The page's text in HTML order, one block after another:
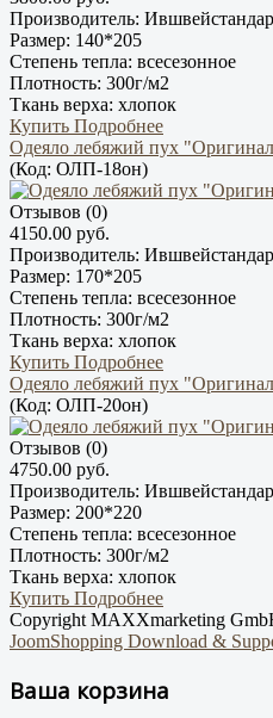
Производитель:
Размер: 140*205
Степень тепла: всесезонное
Плотность: 300г/м2
Ткань верха: хлопок
Купить Подробнее
Одеяло лебяжий пух
(Код: ОЛП-18он)
Отзывов (0)
4150.00 руб.
Производитель:
Размер: 170*205
Степень тепла: всесезонное
Плотность: 300г/м2
Ткань верха: хлопок
Купить Подробнее
Одеяло лебяжий пух
(Код: ОЛП-20он)
Отзывов (0)
4750.00 руб.
Производитель:
Размер: 200*220
Степень тепла: всесезонное
Плотность: 300г/м2
Ткань верха: хлопок
Купить Подробнее
Copyright MAXXmarketing
JoomShopping Download &
Ваша корзина